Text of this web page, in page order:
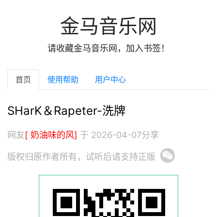
金马音乐网
请收藏金马音乐网，加入书签！
首页 使用帮助 用户中心
SHarK＆Rapeter-洗牌
网友[ 奶油味的风] 于 2026-04-07分享
版权归原作者所有，试听后请支持正版